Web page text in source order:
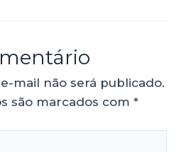
mail não será publicado.
são marcados com *